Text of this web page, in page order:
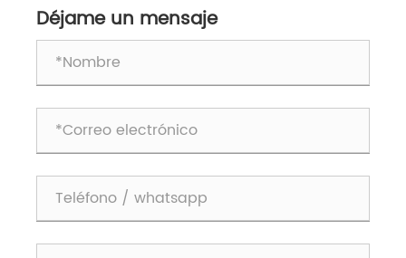
seleccionado para la "Lista 2026 de proyectos de
fábricas inteligentes de nivel avanzado"
Déjame un mensaje